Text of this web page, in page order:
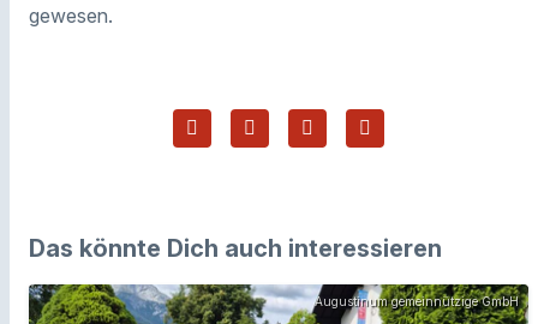
gewesen.
Das könnte Dich auch interessieren
Augustinum gemeinnützige GmbH